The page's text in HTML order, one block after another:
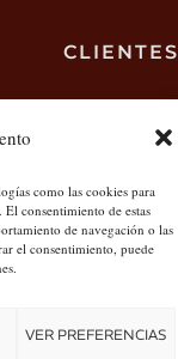
como las cookies para
consentimiento de estas
de navegación o las
el consentimiento, puede
VER PREFERENCIAS
CLIENTES